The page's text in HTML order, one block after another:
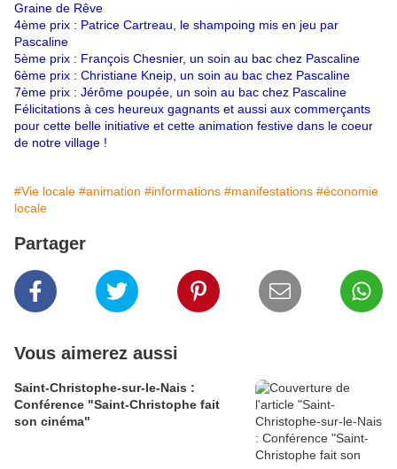
Graine de Rêve
4ème prix : Patrice Cartreau, le shampoing mis en jeu par
Pascaline
5ème prix : François Chesnier, un soin au bac chez Pascaline
6ème prix : Christiane Kneip, un soin au bac chez Pascaline
7ème prix : Jérôme poupée, un soin au bac chez Pascaline
Félicitations à ces heureux gagnants et aussi aux commerçants
pour cette belle initiative et cette animation festive dans le coeur
de notre village !
#Vie locale #animation #informations #manifestations #économie
locale
Partager
Vous aimerez aussi
Saint-Christophe-sur-le-Nais :
Conférence "Saint-Christophe fait
son cinéma"